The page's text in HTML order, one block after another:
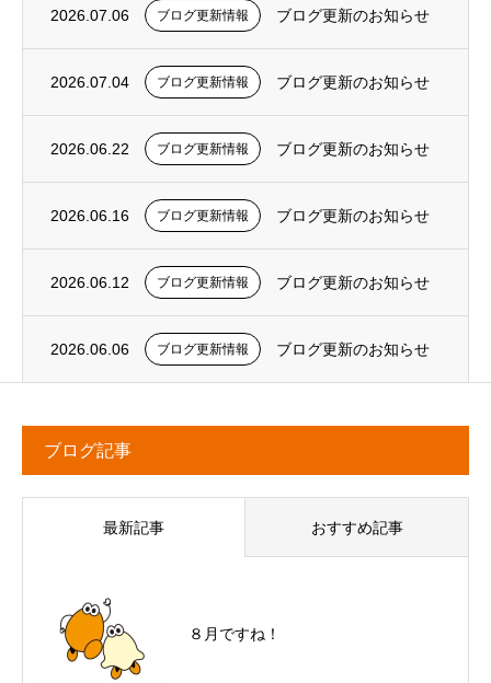
2026.07.06 ブログ更新情報 ブログ更新のお知らせ
2026.07.04 ブログ更新情報 ブログ更新のお知らせ
2026.06.22 ブログ更新情報 ブログ更新のお知らせ
2026.06.16 ブログ更新情報 ブログ更新のお知らせ
2026.06.12 ブログ更新情報 ブログ更新のお知らせ
2026.06.06 ブログ更新情報 ブログ更新のお知らせ
ブログ記事
最新記事 おすすめ記事
８月ですね！